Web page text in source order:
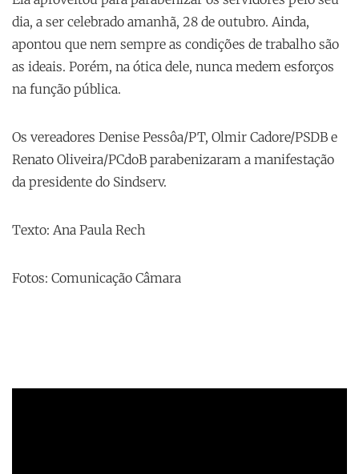
dia, a ser celebrado amanhã, 28 de outubro. Ainda,
apontou que nem sempre as condições de trabalho são
as ideais. Porém, na ótica dele, nunca medem esforços
na função pública.
Os vereadores Denise Pessôa/PT, Olmir Cadore/PSDB e
Renato Oliveira/PCdoB parabenizaram a manifestação
da presidente do Sindserv.
Texto: Ana Paula Rech
Fotos: Comunicação Câmara